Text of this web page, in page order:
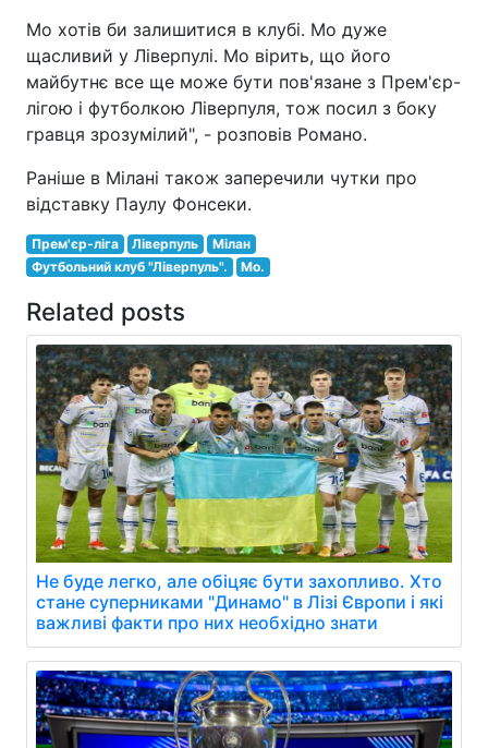
Мо хотів би залишитися в клубі. Мо дуже
щасливий у Ліверпулі. Мо вірить, що його
майбутнє все ще може бути пов'язане з Прем'єр-
лігою і футболкою Ліверпуля, тож посил з боку
гравця зрозумілий", - розповів Романо.
Раніше в Мілані також заперечили чутки про
відставку Паулу Фонсеки.
Прем'єр-ліга Ліверпуль
Мілан
Футбольний клуб "Ліверпуль".
Мо.
Related posts
Не буде легко, але обіцяє бути захопливо. Хто
стане суперниками "Динамо" в Лізі Європи і які
важливі факти про них необхідно знати